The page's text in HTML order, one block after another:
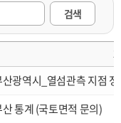
검색
광역시_열섬관측 지점
통계 (국토면적 문의)